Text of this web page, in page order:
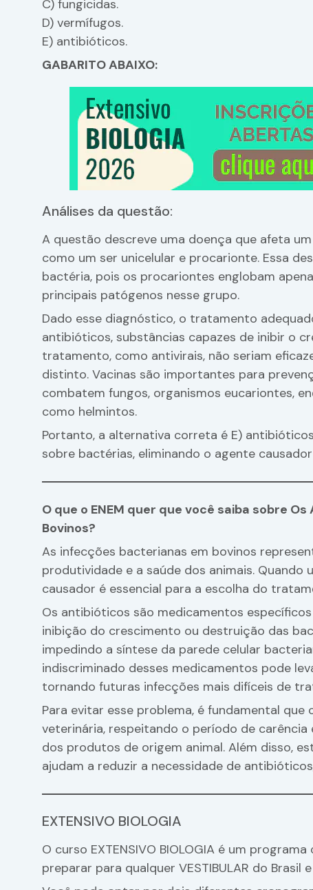
C) fungicidas.
D) vermífugos.
E) antibióticos.
GABARITO ABAIXO:
Análises da questão:
A questão descreve uma doença que afeta
como um ser unicelular e procarionte. Essa
bactéria, pois os procariontes englobam
principais patógenos nesse grupo.
Dado esse diagnóstico, o tratamento
antibióticos, substâncias capazes de inibir o
tratamento, como antivirais, não seriam
distinto. Vacinas são importantes para
combatem fungos, organismos eucariontes,
como helmintos.
Portanto, a alternativa correta é E)
sobre bactérias, eliminando o agente
O que o ENEM quer que você saiba sobre
Bovinos?
As infecções bacterianas em bovinos
produtividade e a saúde dos animais.
causador é essencial para a escolha do
Os antibióticos são medicamentos
inibição do crescimento ou destruição das
impedindo a síntese da parede celular
indiscriminado desses medicamentos pode
tornando futuras infecções mais difíceis de
Para evitar esse problema, é fundamental
veterinária, respeitando o período de
dos produtos de origem animal. Além disso,
ajudam a reduzir a necessidade de
EXTENSIVO BIOLOGIA
O curso EXTENSIVO BIOLOGIA é um
preparar para qualquer VESTIBULAR do Brasil e